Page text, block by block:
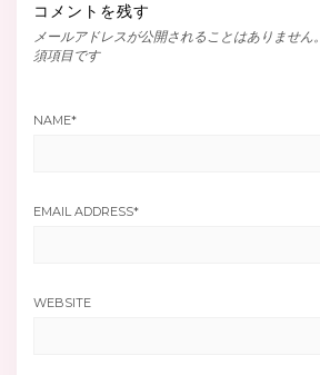
ン
ド
ウ
コメントを残す
メールアドレスが公開されることはありません。
須項目です
NAME*
EMAIL ADDRESS*
WEBSITE